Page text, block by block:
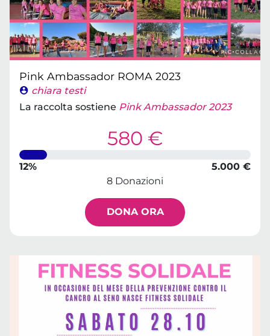
Pink Ambassador ROMA 2023
chiara testi
La raccolta sostiene Pink Ambassador 2023
580 €
12%
5.000 €
8 Donazioni
DONA ORA